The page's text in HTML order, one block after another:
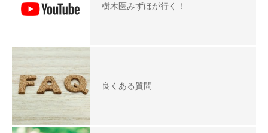
樹木医みずほが行く！
良くある質問